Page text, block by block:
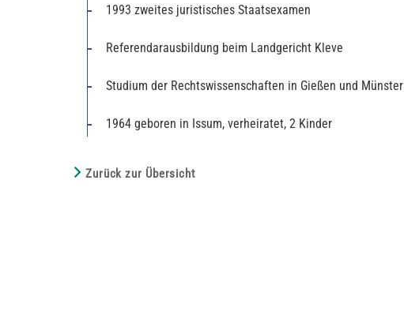
1993 zweites juristisches Staatsexamen
Referendarausbildung beim Landgericht Kleve
Studium der Rechtswissenschaften in Gießen und Münster
1964 geboren in Issum, verheiratet, 2 Kinder
Zurück zur Übersicht